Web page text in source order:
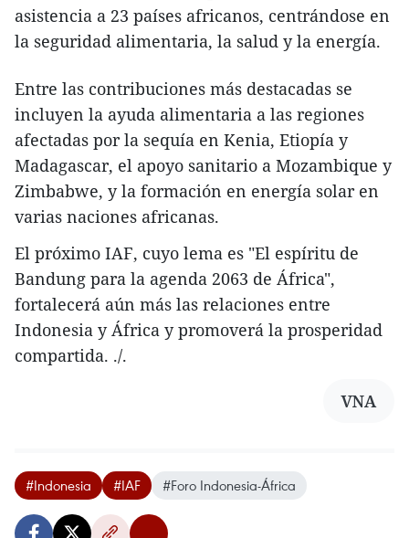
asistencia a 23 países africanos, centrándose en
la seguridad alimentaria, la salud y la energía.
Entre las contribuciones más destacadas se
incluyen la ayuda alimentaria a las regiones
afectadas por la sequía en Kenia, Etiopía y
Madagascar, el apoyo sanitario a Mozambique y
Zimbabwe, y la formación en energía solar en
varias naciones africanas.
El próximo IAF, cuyo lema es "El espíritu de
Bandung para la agenda 2063 de África",
fortalecerá aún más las relaciones entre
Indonesia y África y promoverá la prosperidad
compartida. ./.
VNA
#Indonesia #IAF #Foro Indonesia-África